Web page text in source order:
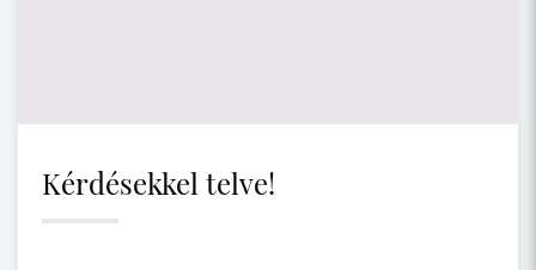
Kérdésekkel telve!